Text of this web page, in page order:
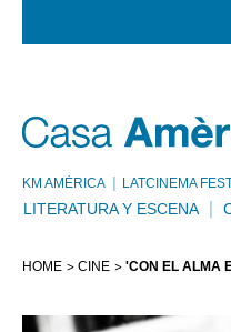
KM AMÈRICA LATCINEMA
LITERATURA Y ESCENA
HOME CINE 'CON EL ALMA